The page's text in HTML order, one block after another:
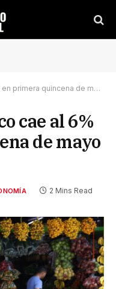
quincena de mayo 2023
cae al 6%
de mayo
2 Mins Read